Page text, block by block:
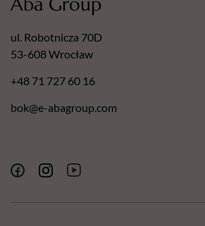
ul. Robotnicza 70D
53-608 Wrocław
+48 71 727 60 16
bok@e-abagroup.com